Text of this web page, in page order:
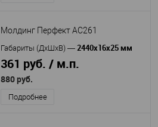
Молдинг Перфект AC261
Габариты (ДхШхВ) — 2440х16х25 мм
361 руб. / м.п.
880 руб.
Подробнее